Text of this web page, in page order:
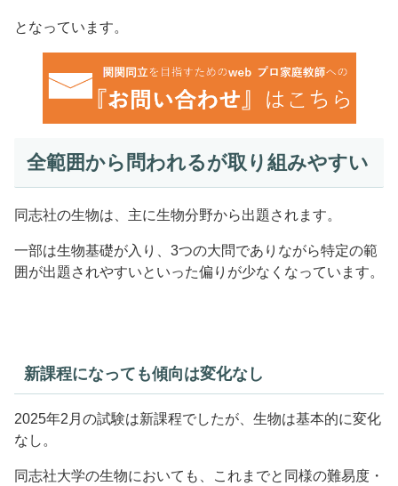
となっています。
全範囲から問われるが取り組みやすい
同志社の生物は、主に生物分野から出題されます。
一部は生物基礎が入り、3つの大問でありながら特定の範
囲が出題されやすいといった偏りが少なくなっています。
新課程になっても傾向は変化なし
2025年2月の試験は新課程でしたが、生物は基本的に変化
なし。
同志社大学の生物においても、これまでと同様の難易度・